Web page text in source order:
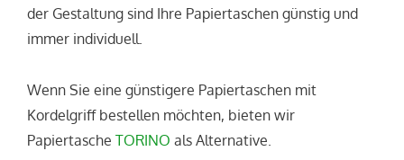
der Gestaltung sind Ihre Papiertaschen günstig und
immer individuell.
Wenn Sie eine günstigere Papiertaschen mit
Kordelgriff bestellen möchten, bieten wir
Papiertasche TORINO als Alternative.